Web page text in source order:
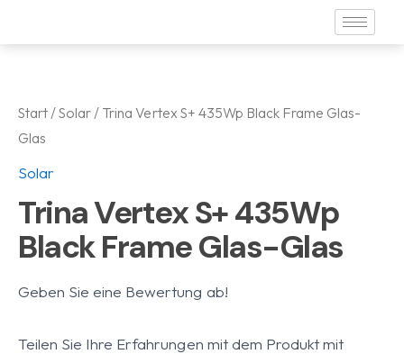
Start/Solar/ Trina Vertex S+ 435Wp Black Frame Glas-
Glas
Solar
Trina Vertex S+ 435Wp
Black Frame Glas-Glas
Geben Sie eine Bewertung ab!
Teilen Sie Ihre Erfahrungen mit dem Produkt mit